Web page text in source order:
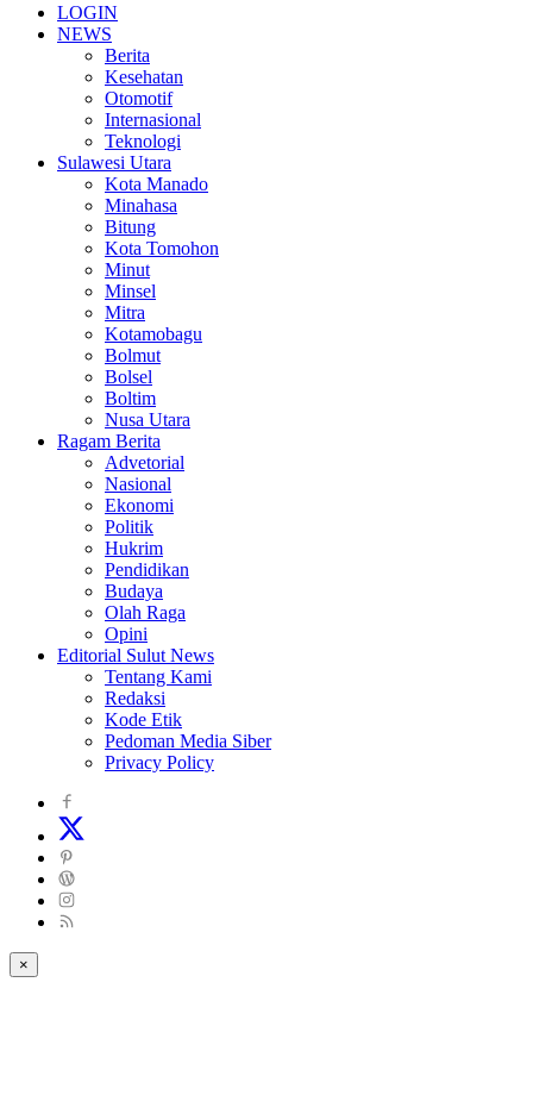
LOGIN
NEWS
Berita
Kesehatan
Otomotif
Internasional
Teknologi
Sulawesi Utara
Kota Manado
Minahasa
Bitung
Kota Tomohon
Minut
Minsel
Mitra
Kotamobagu
Bolmut
Bolsel
Boltim
Nusa Utara
Ragam Berita
Advetorial
Nasional
Ekonomi
Politik
Hukrim
Pendidikan
Budaya
Olah Raga
Opini
Editorial Sulut News
Tentang Kami
Redaksi
Kode Etik
Pedoman Media Siber
Privacy Policy
×